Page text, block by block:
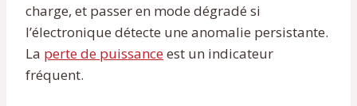
charge, et passer en mode dégradé si
l’électronique détecte une anomalie persistante.
La perte de puissanceest un indicateur
fréquent.